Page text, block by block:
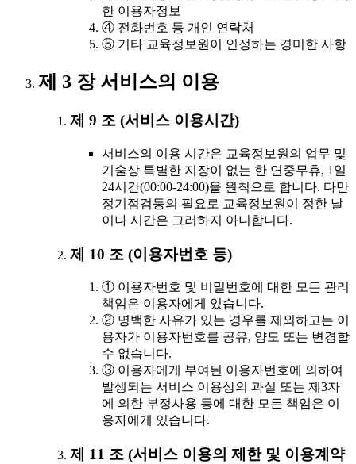
한 이용자정보
④ 전화번호 등 개인 연락처
⑤ 기타 교육정보원이 인정하는 경미한 사항
제 3 장 서비스의 이용
제 9 조 (서비스 이용시간)
서비스의 이용 시간은 교육정보원의 업무 및
기술상 특별한 지장이 없는 한 연중무휴, 1일
24시간(00:00-24:00)을 원칙으로 합니다. 다만
정기점검등의 필요로 교육정보원이 정한 날
이나 시간은 그러하지 아니합니다.
제 10 조 (이용자번호 등)
① 이용자번호 및 비밀번호에 대한 모든 관리
책임은 이용자에게 있습니다.
② 명백한 사유가 있는 경우를 제외하고는 이
용자가 이용자번호를 공유, 양도 또는 변경할
수 없습니다.
③ 이용자에게 부여된 이용자번호에 의하여
발생되는 서비스 이용상의 과실 또는 제3자
에 의한 부정사용 등에 대한 모든 책임은 이
용자에게 있습니다.
제 11 조 (서비스 이용의 제한 및 이용계약